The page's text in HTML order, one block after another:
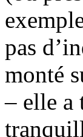
pas
monté
– elle a